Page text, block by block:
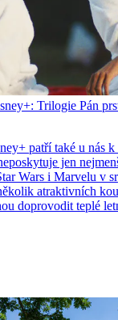
Trilogie Pán
patří také u nás
jen
Wars i Marvelu v
atraktivních
doprovodit teplé